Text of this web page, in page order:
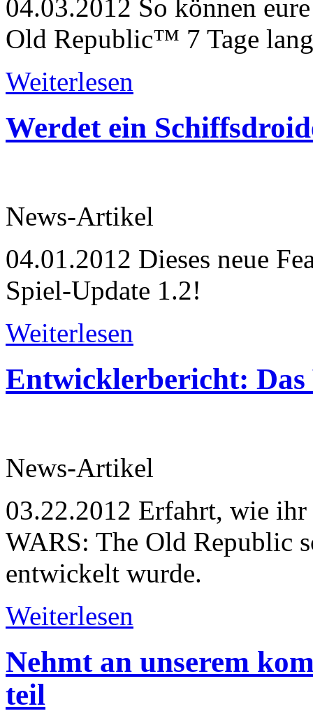
04.03.2012 So können
Old Republic™ 7 Tage
Weiterlesen
Werdet ein
News-Artikel
04.01.2012 Dieses neue
Spiel-Update 1.2!
Weiterlesen
Entwicklerbericht: Das
News-Artikel
03.22.2012 Erfahrt, wie ihr
WARS: The Old Republic
entwickelt wurde.
Weiterlesen
Nehmt an unserem
teil